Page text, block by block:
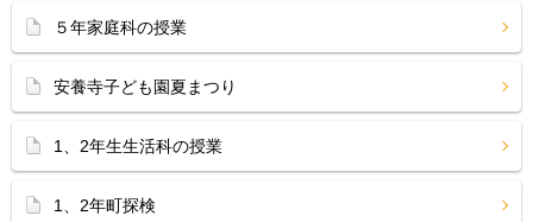
５年家庭科の授業
安養寺子ども園夏まつり
1、2年生生活科の授業
1、2年町探検